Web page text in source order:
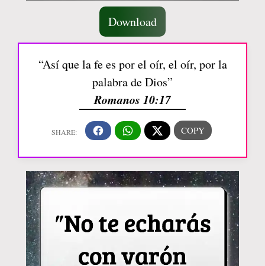
Download
“Así que la fe es por el oír, el oír, por la
palabra de Dios”
Romanos 10:17